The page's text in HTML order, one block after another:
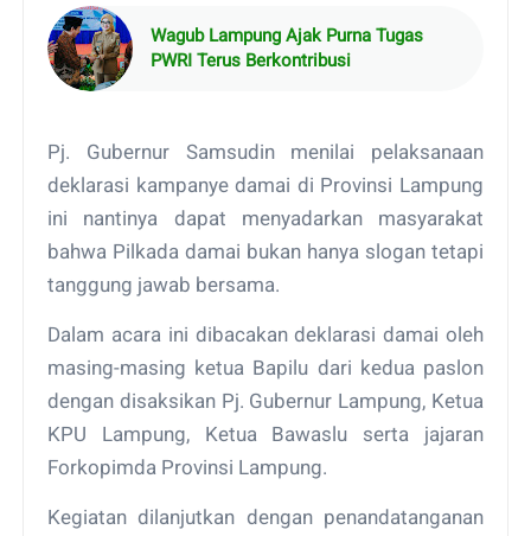
Wagub Lampung Ajak Purna Tugas
PWRI Terus Berkontribusi
Pj. Gubernur Samsudin menilai pelaksanaan
deklarasi kampanye damai di Provinsi Lampung
ini nantinya dapat menyadarkan masyarakat
bahwa Pilkada damai bukan hanya slogan tetapi
tanggung jawab bersama.
Dalam acara ini dibacakan deklarasi damai oleh
masing-masing ketua Bapilu dari kedua paslon
dengan disaksikan Pj. Gubernur Lampung, Ketua
KPU Lampung, Ketua Bawaslu serta jajaran
Forkopimda Provinsi Lampung.
Kegiatan dilanjutkan dengan penandatanganan